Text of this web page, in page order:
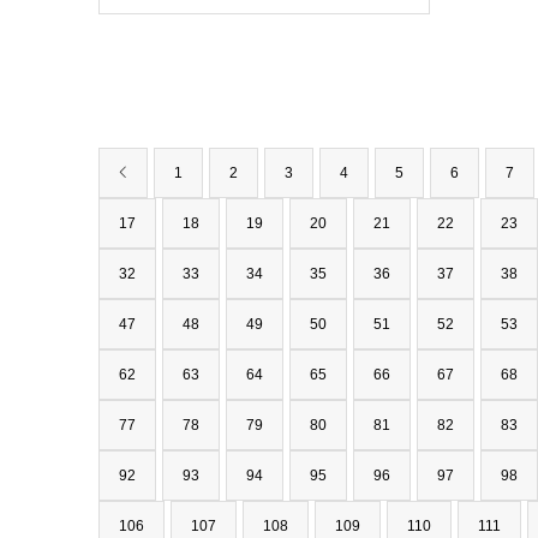
1 2 3 4 5 6 7
17 18 19 20 21 22 23
32 33 34 35 36 37 38
47 48 49 50 51 52 53
62 63 64 65 66 67 68
77 78 79 80 81 82 83
92 93 94 95 96 97 98
106 107 108 109 110 111